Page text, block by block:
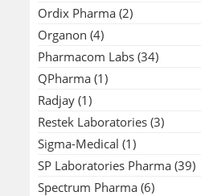
Ordix Pharma (2)
Organon (4)
Pharmacom Labs (34)
QPharma (1)
Radjay (1)
Restek Laboratories (3)
Sigma-Medical (1)
SP Laboratories Pharma (39)
Spectrum Pharma (6)